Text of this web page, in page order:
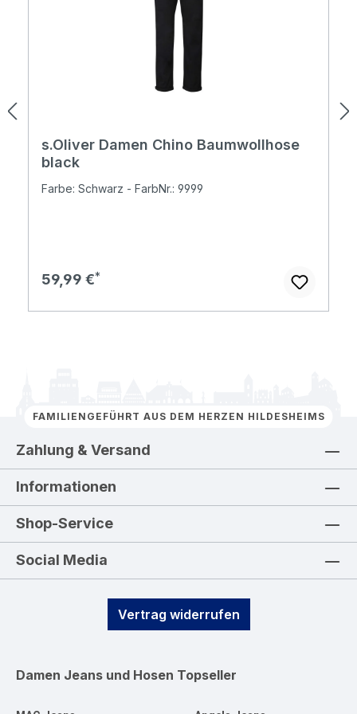
s.Oliver Damen Chino Baumwollhose
black
Farbe: Schwarz - FarbNr.: 9999
Regulärer Preis:
59,99 €
FAMILIENGEFÜHRT AUS DEM HERZEN HILDESHEIMS
Zahlung & Versand
Informationen
Shop-Service
Social Media
Vertrag widerrufen
Damen Jeans und Hosen Topseller